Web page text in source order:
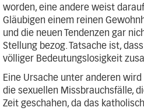
worden, eine andere weist
Gläubigen einem reinen
und die neuen Tendenzen gar
Stellung bezog. Tatsache ist,
völliger Bedeutungslosigkeit
Eine Ursache unter anderen
die sexuellen Missbrauchsfälle,
Zeit geschahen, da das